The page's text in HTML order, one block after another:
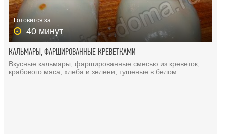
Готовится за
40 минут
КАЛЬМАРЫ, ФАРШИРОВАННЫЕ КРЕВЕТКАМИ
Вкусные кальмары, фаршированные смесью из креветок,
крабового мяса, хлеба и зелени, тушеные в белом